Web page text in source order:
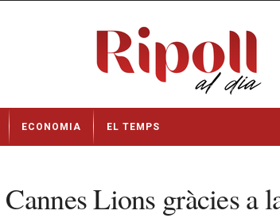
ECONOMIA EL TEMPS
Lions gràcies a